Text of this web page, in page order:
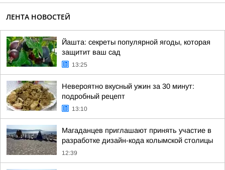
ЛЕНТА НОВОСТЕЙ
Йашта: секреты популярной ягоды, которая
защитит ваш сад
13:25
Невероятно вкусный ужин за 30 минут:
подробный рецепт
13:10
Магаданцев приглашают принять участие в
разработке дизайн-кода колымской столицы
12:39